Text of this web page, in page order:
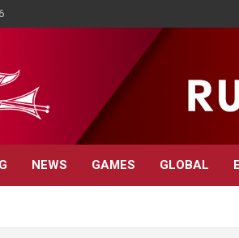
News
NEWS GAMES GLOBAL